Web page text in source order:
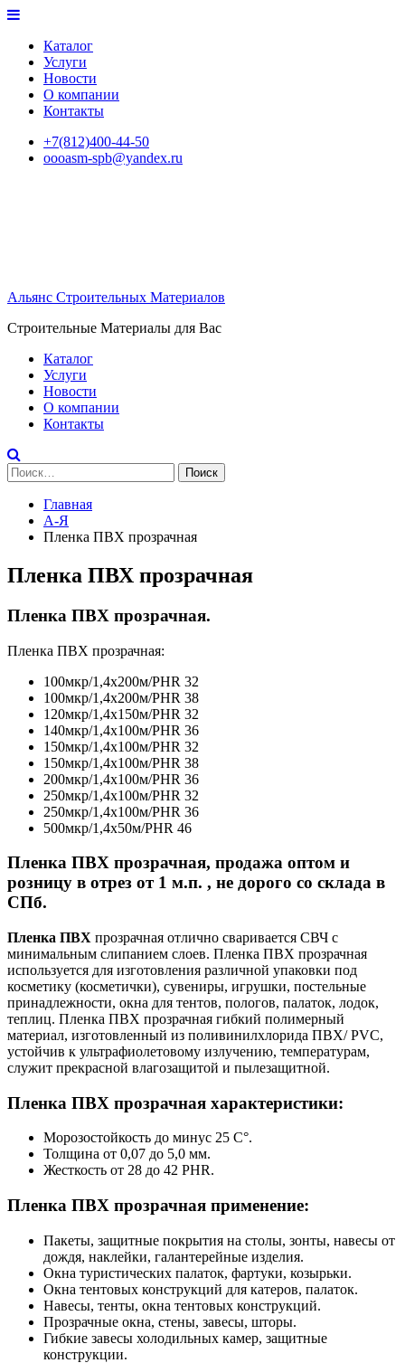
Перейти
содержимому
Каталог
Услуги
Новости
О компании
Контакты
+7(812)400-44-50
oooasm-spb@yandex.ru
Альянс Строительных Материалов
Строительные Материалы для Вас
Каталог
Услуги
Новости
О компании
Контакты
Найти:
Главная
А-Я
Пленка ПВХ прозрачная
Пленка ПВХ прозрачная
Пленка ПВХ прозрачная.
Пленка ПВХ прозрачная:
100мкр/1,4х200м/PHR 32
100мкр/1,4х200м/PHR 38
120мкр/1,4х150м/PHR 32
140мкр/1,4х100м/PHR 36
150мкр/1,4х100м/PHR 32
150мкр/1,4х100м/PHR 38
200мкр/1,4х100м/PHR 36
250мкр/1,4х100м/PHR 32
250мкр/1,4х100м/PHR 36
500мкр/1,4х50м/PHR 46
Пленка ПВХ прозрачная, продажа оптом и
розницу в отрез от 1 м.п. , не дорого со склада в
СПб.
Пленка ПВХ прозрачная отлично сваривается СВЧ с
минимальным слипанием слоев. Пленка ПВХ прозрачная
используется для изготовления различной упаковки под
косметику (косметички), сувениры, игрушки, постельные
принадлежности, окна для тентов, пологов, палаток, лодок,
теплиц. Пленка ПВХ прозрачная гибкий полимерный
материал, изготовленный из поливинилхлорида ПВХ/ PVC,
устойчив к ультрафиолетовому излучению, температурам,
служит прекрасной влагозащитой и пылезащитной.
Пленка ПВХ прозрачная характеристики:
Морозостойкость до минус 25 С°.
Толщина от 0,07 до 5,0 мм.
Жесткость от 28 до 42 PHR.
Пленка ПВХ прозрачная применение:
Пакеты, защитные покрытия на столы, зонты, навесы от
дождя, наклейки, галантерейные изделия.
Окна туристических палаток, фартуки, козырьки.
Окна тентовых конструкций для катеров, палаток.
Навесы, тенты, окна тентовых конструкций.
Прозрачные окна, стены, завесы, шторы.
Гибкие завесы холодильных камер, защитные
конструкции.